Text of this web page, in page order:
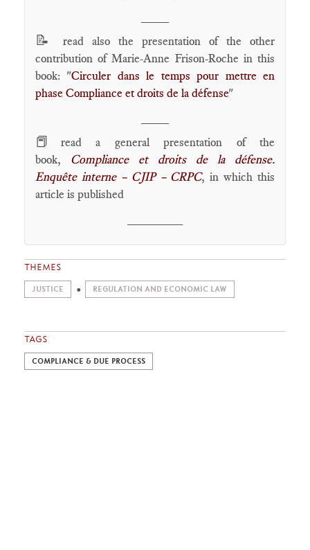
📝
read also the presentation of the other
contribution of Marie-Anne Frison-Roche in this
book: "Circuler dans le temps pour mettre en
phase Compliance et droits de la défense"
📕
read a general presentation of the
book, Compliance et droits de la défense.
Enquête interne – CJIP – CRPC, in which this
article is published
THEMES
JUSTICE REGULATION AND ECONOMIC LAW
TAGS
COMPLIANCE & DUE PROCESS